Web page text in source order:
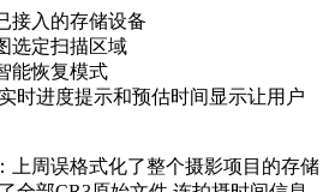
接入的存储设备
选定扫描区域
能恢复模式
时进度提示和预估时间显示让用户
上周误格式化了整个摄影项目的存储